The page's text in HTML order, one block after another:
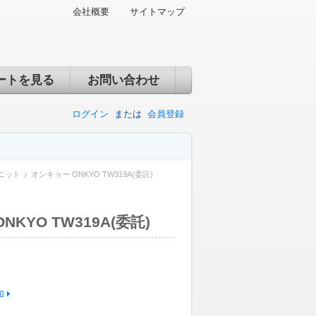
会社概要 サイトマップ
トを見る お問い合わせ
ログイン または 会員登録
ット オンキョー ONKYO TW319A(委託)
TW319A(委託)